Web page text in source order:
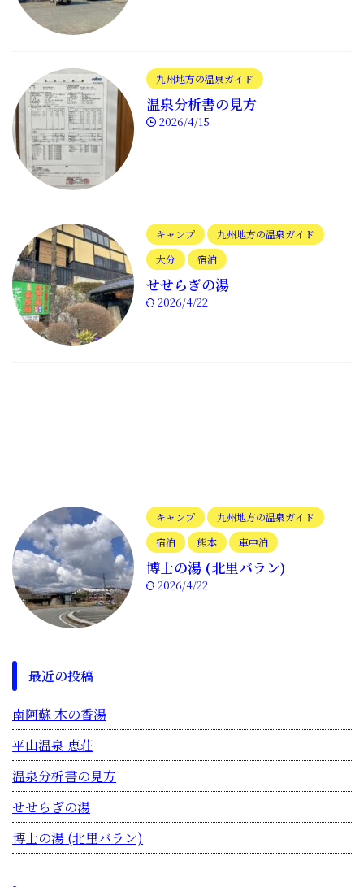
九州地方の温泉ガイド
温泉分析書の見方
2026/4/15
キャンプ
九州地方の温泉ガイド
大分
宿泊
せせらぎの湯
2026/4/22
キャンプ
九州地方の温泉ガイド
宿泊
熊本 車中泊
博士の湯 (北里バラン)
2026/4/22
最近の投稿
南阿蘇 木の香湯
平山温泉 恵荘
温泉分析書の見方
せせらぎの湯
博士の湯 (北里バラン)